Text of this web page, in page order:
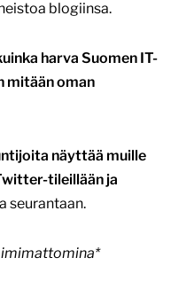
blogiinsa.
harva Suomen IT-
mitään oman
näyttää muille
tileillään ja
seurantaan.